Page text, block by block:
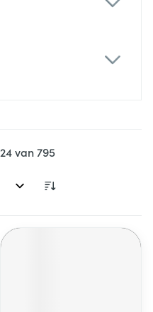
24van795